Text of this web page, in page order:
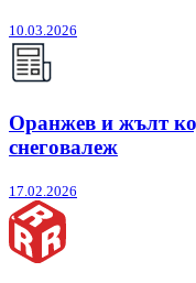
10.03.2026
Оранжев и жълт
снеговалеж
17.02.2026